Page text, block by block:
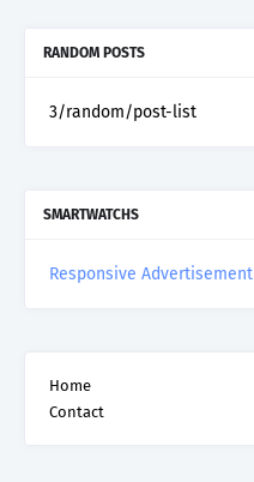
RANDOM POSTS
3/random/post-list
SMARTWATCHS
Responsive Advertisement
Home
Contact